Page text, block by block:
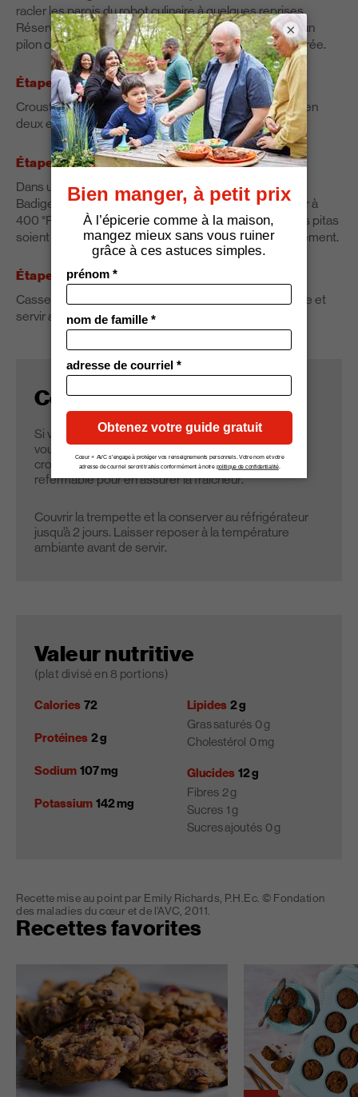
racler les parois du robot culinaire à quelques reprises.
Réserver. Il est aussi possible d’utiliser un mélangeur, un
pilon ou une fourchette pour réduire les carottes en purée.
Étape 5
Croustilles de pita aux fines herbes : Séparer les pitas en
deux et les placer sur une plaque de cuisson.
Étape 6
Dans un petit bol, mélanger l’huile, le basilic et l’origan.
Badigeonner les pitas avec la préparation. Cuire au four à
400 °F (200 °C) environ 8 minutes ou jusqu’à ce que les pitas
soient dorés et croustillants. Laisser refroidir complètement.
Étape 7
Casser les pitas en morceaux de la taille d’une bouchée et
servir avec la trempette.
Conseils
Si vous souhaitez avoir plus de croustilles de pita,
vous n’avez qu’à doubler la recette. Conserver les
croustilles de pita jusqu’à 3 jours dans un sac
refermable pour en assurer la fraîcheur.
Couvrir la trempette et la conserver au réfrigérateur
jusqu’à 2 jours. Laisser reposer à la température
ambiante avant de servir.
Valeur nutritive
(plat divisé en 8 portions)
Calories 72
Protéines 2 g
Sodium 107 mg
Potassium 142 mg
Lipides 2 g
Gras saturés 0 g
Cholestérol 0 mg
Glucides 12 g
Fibres 2 g
Sucres 1 g
Sucres ajoutés 0 g
Recette mise au point par Emily Richards, P.H.Ec. © Fondation
des maladies du cœur et de l’AVC, 2011.
Recettes favorites
×